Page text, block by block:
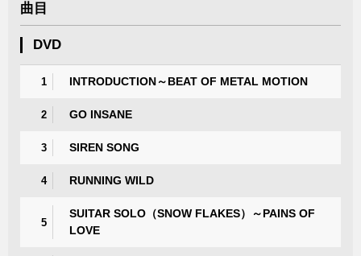
曲目
DVD
1 INTRODUCTION～BEAT OF METAL MOTION
2 GO INSANE
3 SIREN SONG
4 RUNNING WILD
5
SUITAR SOLO（SNOW FLAKES）～PAINS OF
LOVE